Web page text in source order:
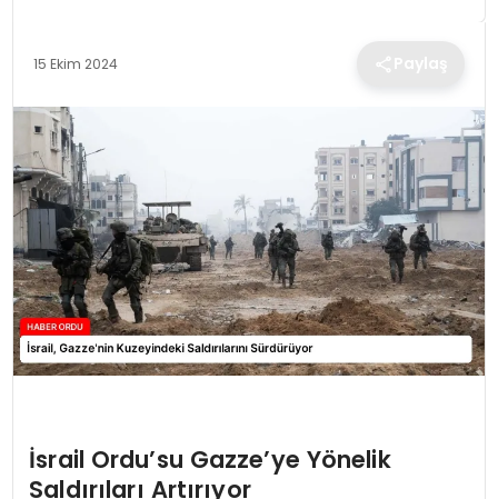
EĞITIM
MAGAZIN
SPOR
YAŞAM
15 Ekim 2024
İsrail Ordu’su Gazze’ye Yönelik
Saldırıları Artırıyor